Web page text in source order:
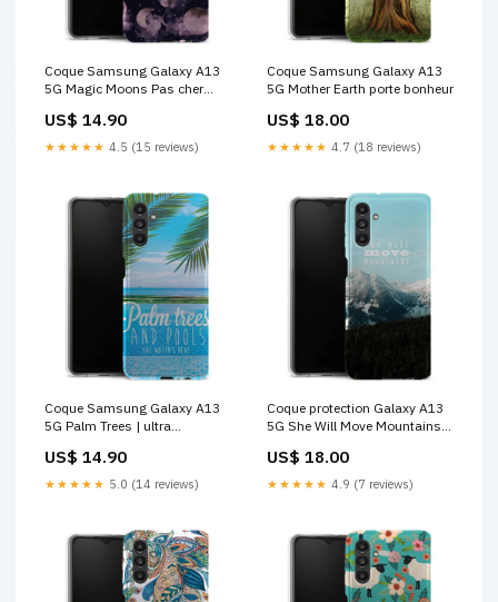
Coque Samsung Galaxy A13
5G Magic Moons Pas cher
US$ 14.90
★★★★★ 4.5 (15 reviews)
Coque Samsung Galaxy A13
5G Mother Earth porte bonheur
US$ 18.00
★★★★★ 4.7 (18 reviews)
Coque Samsung Galaxy A13
5G Palm Trees | ultra
Nature Bleu lamour
US$ 14.90
★★★★★ 5.0 (14 reviews)
Coque protection Galaxy A13
5G She Will Move Mountains
US$ 18.00
★★★★★ 4.9 (7 reviews)